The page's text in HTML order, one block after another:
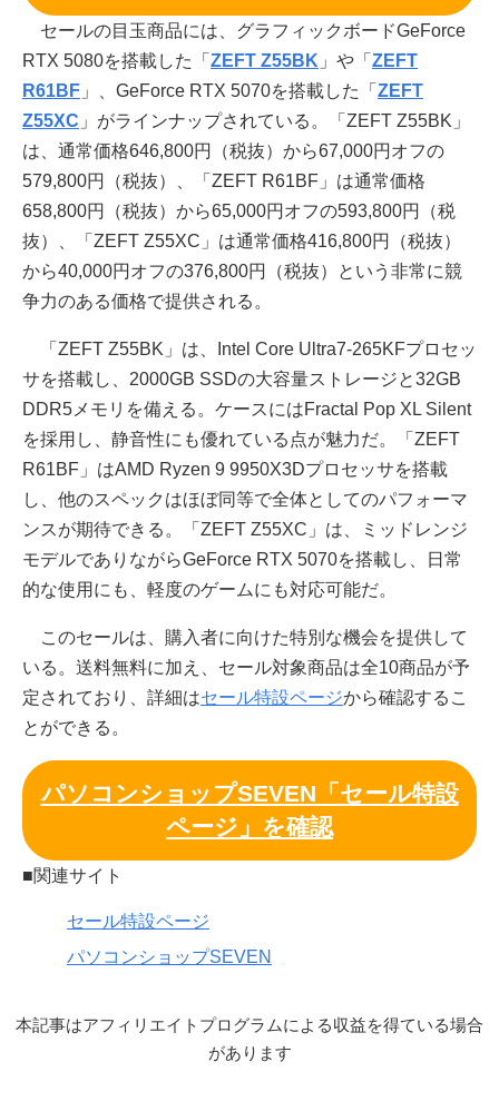
セールの目玉商品には、グラフィックボードGeForce
RTX 5080を搭載した「 ZEFT Z55BK 」や「 ZEFT
R61BF 」、GeForce RTX 5070を搭載した「 ZEFT
Z55XC 」がラインナップされている。「ZEFT Z55BK」
は、通常価格646,800円（税抜）から67,000円オフの
579,800円（税抜）、「ZEFT R61BF」は通常価格
658,800円（税抜）から65,000円オフの593,800円（税
抜）、「ZEFT Z55XC」は通常価格416,800円（税抜）
から40,000円オフの376,800円（税抜）という非常に競
争力のある価格で提供される。
「ZEFT Z55BK」は、Intel Core Ultra7-265KFプロセッ
サを搭載し、2000GB SSDの大容量ストレージと32GB
DDR5メモリを備える。ケースにはFractal Pop XL Silent
を採用し、静音性にも優れている点が魅力だ。「ZEFT
R61BF」はAMD Ryzen 9 9950X3Dプロセッサを搭載
し、他のスペックはほぼ同等で全体としてのパフォーマ
ンスが期待できる。「ZEFT Z55XC」は、ミッドレンジ
モデルでありながらGeForce RTX 5070を搭載し、日常
的な使用にも、軽度のゲームにも対応可能だ。
このセールは、購入者に向けた特別な機会を提供して
いる。送料無料に加え、セール対象商品は全10商品が予
定されており、詳細はセール特設ページから確認するこ
とができる。
パソコンショップSEVEN「セール特設
ページ」を確認
■関連サイト
セール特設ページ
パソコンショップSEVEN
本記事はアフィリエイトプログラムによる収益を得ている場合
があります